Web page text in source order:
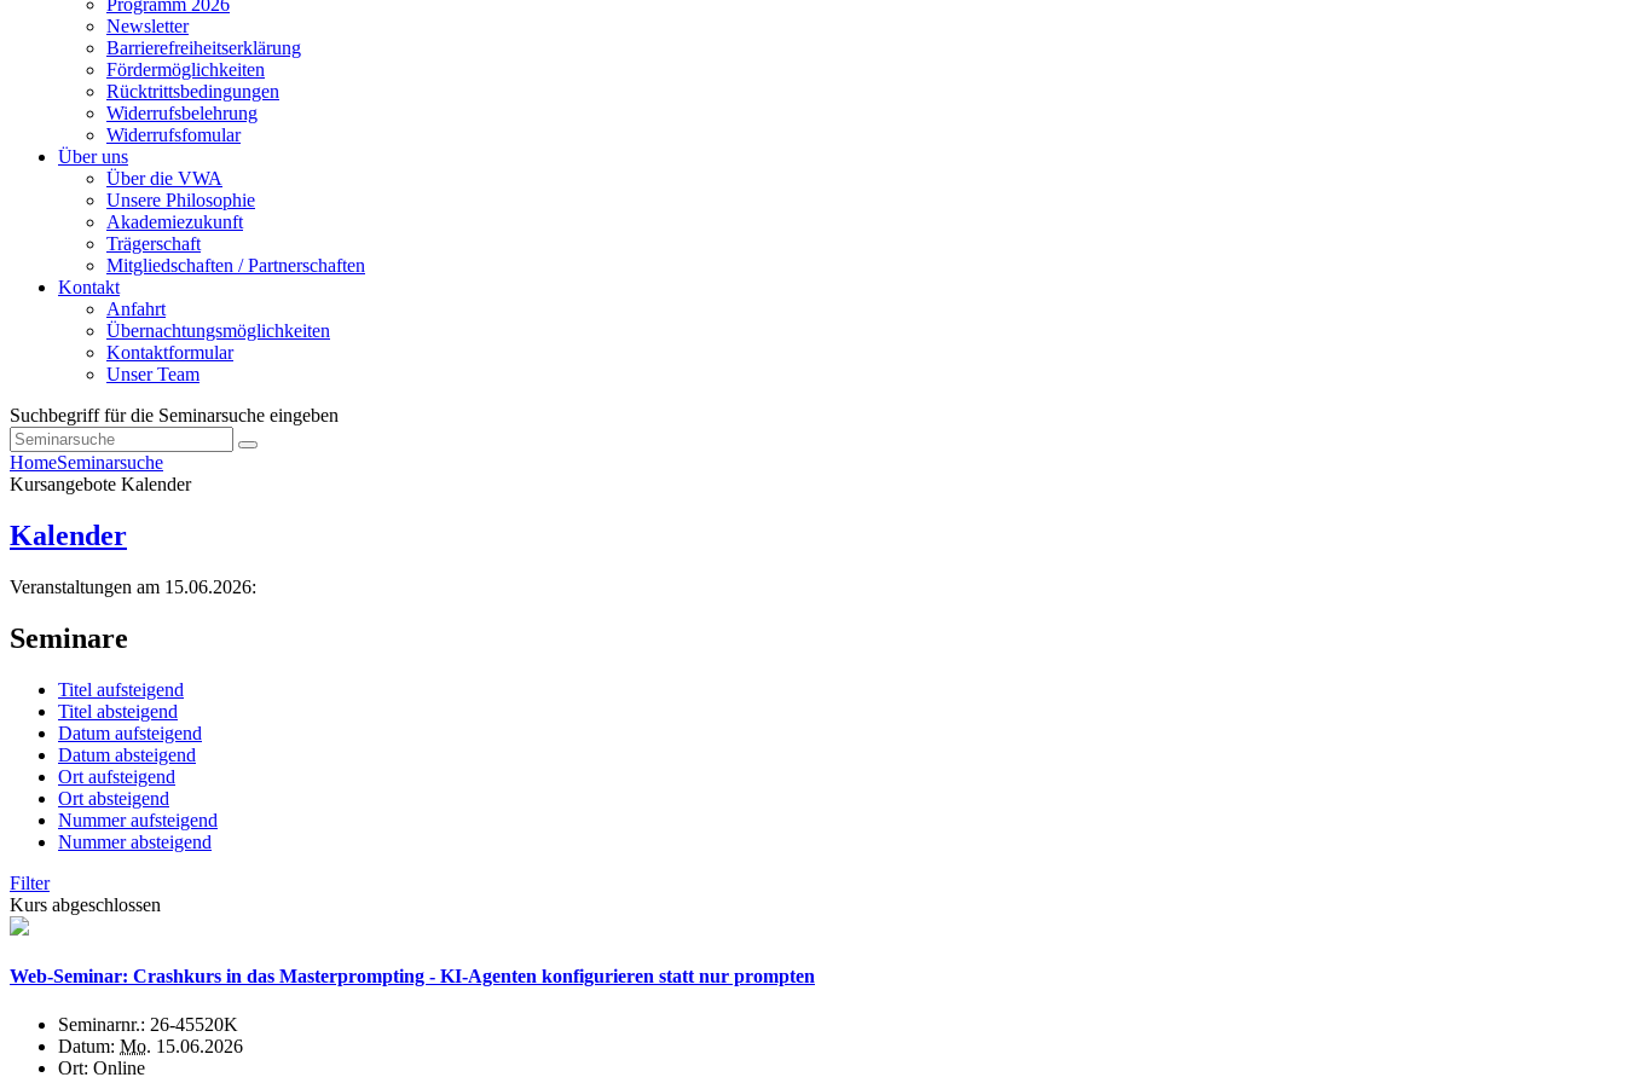
Programm 2026
Newsletter
Barrierefreiheitserklärung
Fördermöglichkeiten
Rücktrittsbedingungen
Widerrufsbelehrung
Widerrufsfomular
Über uns
Über die VWA
Unsere Philosophie
Akademiezukunft
Trägerschaft
Mitgliedschaften / Partnerschaften
Kontakt
Anfahrt
Übernachtungsmöglichkeiten
Kontaktformular
Unser Team
Suchbegriff für die Seminarsuche eingeben
HomeSeminarsuche
Kursangebote Kalender
Kalender
Veranstaltungen am 15.06.2026:
Seminare
Titel aufsteigend
Titel absteigend
Datum aufsteigend
Datum absteigend
Ort aufsteigend
Ort absteigend
Nummer aufsteigend
Nummer absteigend
Filter
Kurs abgeschlossen
Web-Seminar: Crashkurs in das Masterprompting - KI-Agenten konfigurieren statt nur prompten
Seminarnr.: 26-45520K
Datum: Mo. 15.06.2026
Ort: Online